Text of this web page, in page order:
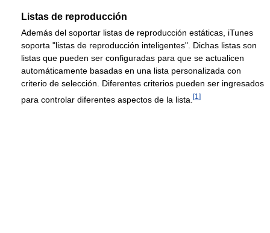
Listas de reproducción
Además del soportar listas de reproducción estáticas, iTunes
soporta "listas de reproducción inteligentes". Dichas listas son
listas que pueden ser configuradas para que se actualicen
automáticamente basadas en una lista personalizada con
criterio de selección. Diferentes criterios pueden ser ingresados
para controlar diferentes aspectos de la lista. [1 ]